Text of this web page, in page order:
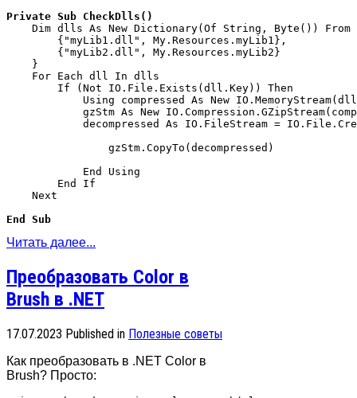
Private Sub CheckDlls()
Dim dlls As New Dictionary(Of String, Byte()) From
        {"myLib1.dll", My.Resources.myLib1},
        {"myLib2.dll", My.Resources.myLib2}
    }
    For Each dll In dlls
        If (Not IO.File.Exists(dll.Key)) Then
Using compressed As New
gzStm As New
decompressed As IO.FileStream =
                gzStm.CopyTo(decompressed)
            End Using
        End If
    Next
End Sub
Читать далее...
Преобразовать Color в
Brush в .NET
17.07.2023 Published in Полезные советы
Как преобразовать в .NET Color в
Brush? Просто: